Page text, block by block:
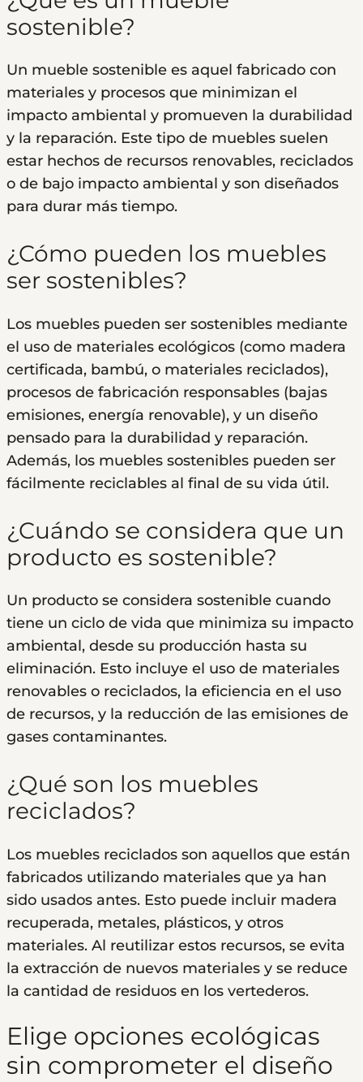
sostenible?
Un mueble sostenible es aquel fabricado con
materiales y procesos que minimizan el
impacto ambiental y promueven la durabilidad
y la reparación. Este tipo de muebles suelen
estar hechos de recursos renovables, reciclados
o de bajo impacto ambiental y son diseñados
para durar más tiempo.
¿Cómo pueden los muebles
ser sostenibles?
Los muebles pueden ser sostenibles mediante
el uso de materiales ecológicos (como madera
certificada, bambú, o materiales reciclados),
procesos de fabricación responsables (bajas
emisiones, energía renovable), y un diseño
pensado para la durabilidad y reparación.
Además, los muebles sostenibles pueden ser
fácilmente reciclables al final de su vida útil.
¿Cuándo se considera que un
producto es sostenible?
Un producto se considera sostenible cuando
tiene un ciclo de vida que minimiza su impacto
ambiental, desde su producción hasta su
eliminación. Esto incluye el uso de materiales
renovables o reciclados, la eficiencia en el uso
de recursos, y la reducción de las emisiones de
gases contaminantes.
¿Qué son los muebles
reciclados?
Los muebles reciclados son aquellos que están
fabricados utilizando materiales que ya han
sido usados antes. Esto puede incluir madera
recuperada, metales, plásticos, y otros
materiales. Al reutilizar estos recursos, se evita
la extracción de nuevos materiales y se reduce
la cantidad de residuos en los vertederos.
Elige opciones ecológicas
sin comprometer el diseño